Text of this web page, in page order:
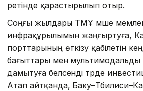
ретінде қарастырылып отыр.
Соңғы жылдары ТМҰ мүше
инфрақұрылымын жаңғыртуға,
порттарының өткізу қабілетін
бағыттары мен
дамытуға белсенді түрде
Атап айтқанда,